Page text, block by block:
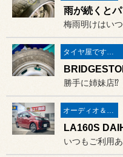
雨が続くと
タイヤ屋です。「本業」のタイヤ
オーディオ＆ナビゲーション